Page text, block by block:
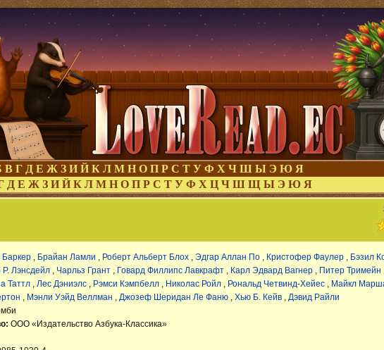
В Г Д Е Ж З И Й К Л М Н О П Р С Т У Ф Х Ч Ш Ы Э Ю Я
Д Е Ж З И Й К Л М Н О П Р С Т У Ф Х Ц Ч Ш Щ Ы Э Ю Я
Баркер , Брайан Ламли , Роберт Альберт Блох , Эдгар Аллан По , Кристофер Фаулер , Бэзил
Лэнсдейл , Чарльз Грант , Говард Филлипс Лавкрафт , Карл Эдвард Вагнер , Питер Тримейн
Таттл , Лес Дэниэлс , Рэмси Кэмпбелл , Николас Ройл , Рональд Четвинд-Хейес , Майкл
, Мэнли Уэйд Веллман , Джозеф Шеридан Ле Фаню , Хью Б. Кейв , Дэвид Райли
ООО «Издательство Азбука-Классика»